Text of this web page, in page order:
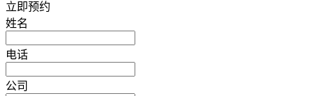
立即预约
姓名
电话
公司